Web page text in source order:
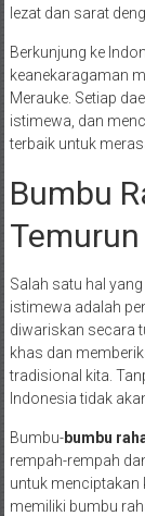
lezat dan sarat
Berkunjung ke
keanekaragaman
Merauke. Setiap
istimewa, dan
terbaik untuk
Bumbu
Temurun
Salah satu hal
istimewa adalah
diwariskan secara
khas dan
tradisional kita.
Indonesia tidak
Bumbu-bumbu
rempah-rempah
untuk menciptakan
memiliki bumbu